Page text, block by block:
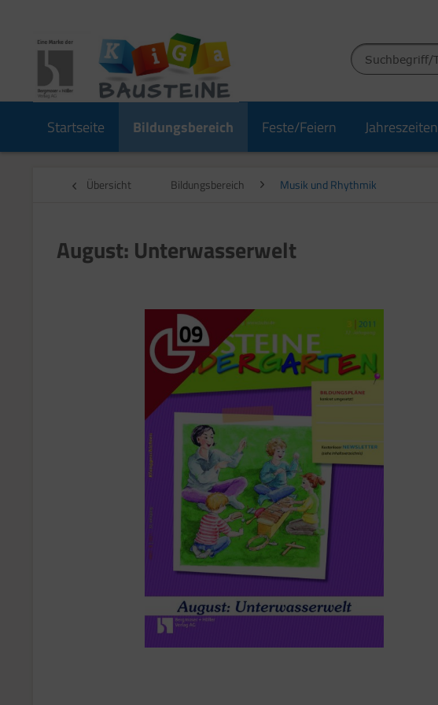
Startseite Bildungsbereich Feste/Feiern Jahreszeiten
Übersicht Bildungsbereich Musik und Rhythmik
August: Unterwasserwelt